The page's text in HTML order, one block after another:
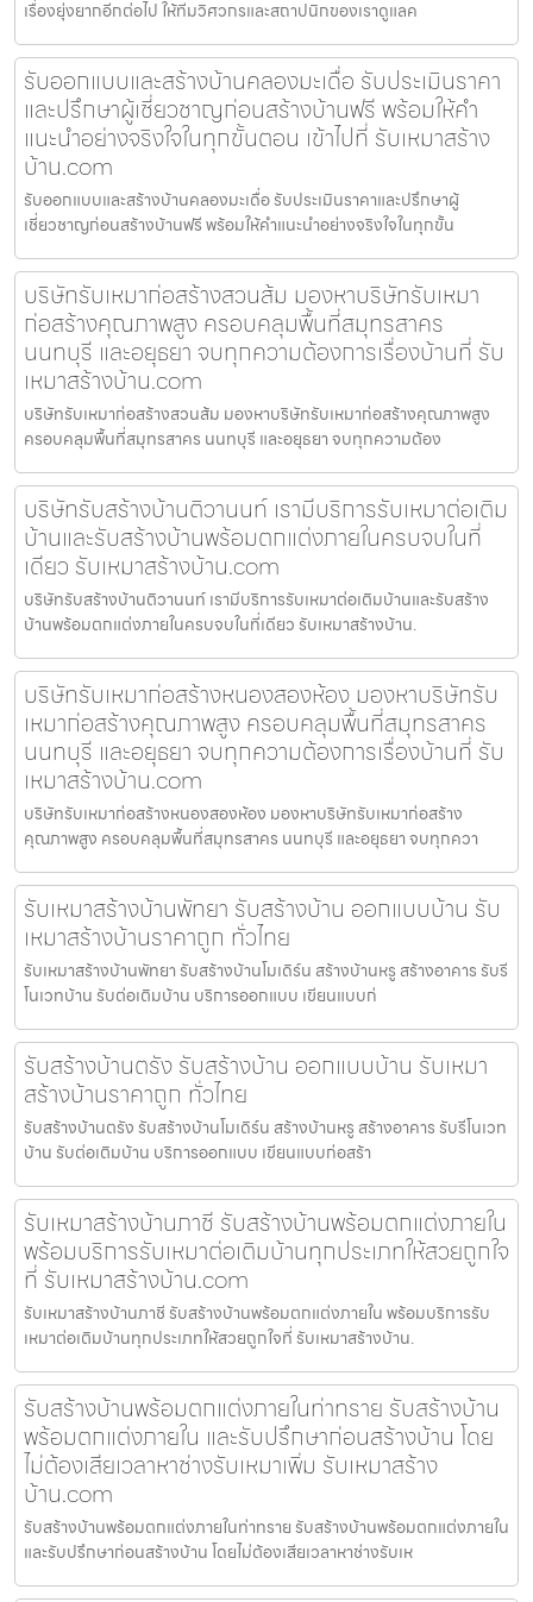
เรื่องยุ่งยากอีกต่อไป ให้ทีมวิศวกรและสถาปนิกของเราดูแลค
รับออกแบบและสร้างบ้านคลองมะเดื่อ รับประเมินราคา
และปรึกษาผู้เชี่ยวชาญก่อนสร้างบ้านฟรี พร้อมให้คำ
แนะนำอย่างจริงใจในทุกขั้นตอน เข้าไปที่ รับเหมาสร้าง
บ้าน.com
รับออกแบบและสร้างบ้านคลองมะเดื่อ รับประเมินราคาและปรึกษาผู้
เชี่ยวชาญก่อนสร้างบ้านฟรี พร้อมให้คำแนะนำอย่างจริงใจในทุกขั้น
บริษัทรับเหมาก่อสร้างสวนส้ม มองหาบริษัทรับเหมา
ก่อสร้างคุณภาพสูง ครอบคลุมพื้นที่สมุทรสาคร
นนทบุรี และอยุธยา จบทุกความต้องการเรื่องบ้านที่ รับ
เหมาสร้างบ้าน.com
บริษัทรับเหมาก่อสร้างสวนส้ม มองหาบริษัทรับเหมาก่อสร้างคุณภาพสูง
ครอบคลุมพื้นที่สมุทรสาคร นนทบุรี และอยุธยา จบทุกความต้อง
บริษัทรับสร้างบ้านติวานนท์ เรามีบริการรับเหมาต่อเติม
บ้านและรับสร้างบ้านพร้อมตกแต่งภายในครบจบในที่
เดียว รับเหมาสร้างบ้าน.com
บริษัทรับสร้างบ้านติวานนท์ เรามีบริการรับเหมาต่อเติมบ้านและรับสร้าง
บ้านพร้อมตกแต่งภายในครบจบในที่เดียว รับเหมาสร้างบ้าน.
บริษัทรับเหมาก่อสร้างหนองสองห้อง มองหาบริษัทรับ
เหมาก่อสร้างคุณภาพสูง ครอบคลุมพื้นที่สมุทรสาคร
นนทบุรี และอยุธยา จบทุกความต้องการเรื่องบ้านที่ รับ
เหมาสร้างบ้าน.com
บริษัทรับเหมาก่อสร้างหนองสองห้อง มองหาบริษัทรับเหมาก่อสร้าง
คุณภาพสูง ครอบคลุมพื้นที่สมุทรสาคร นนทบุรี และอยุธยา จบทุกควา
รับเหมาสร้างบ้านพัทยา รับสร้างบ้าน ออกแบบบ้าน รับ
เหมาสร้างบ้านราคาถูก ทั่วไทย
รับเหมาสร้างบ้านพัทยา รับสร้างบ้านโมเดิร์น สร้างบ้านหรู สร้างอาคาร รับรี
โนเวทบ้าน รับต่อเติมบ้าน บริการออกแบบ เขียนแบบก่
รับสร้างบ้านตรัง รับสร้างบ้าน ออกแบบบ้าน รับเหมา
สร้างบ้านราคาถูก ทั่วไทย
รับสร้างบ้านตรัง รับสร้างบ้านโมเดิร์น สร้างบ้านหรู สร้างอาคาร รับรีโนเวท
บ้าน รับต่อเติมบ้าน บริการออกแบบ เขียนแบบก่อสร้า
รับเหมาสร้างบ้านภาชี รับสร้างบ้านพร้อมตกแต่งภายใน
พร้อมบริการรับเหมาต่อเติมบ้านทุกประเภทให้สวยถูกใจ
ที่ รับเหมาสร้างบ้าน.com
รับเหมาสร้างบ้านภาชี รับสร้างบ้านพร้อมตกแต่งภายใน พร้อมบริการรับ
เหมาต่อเติมบ้านทุกประเภทให้สวยถูกใจที่ รับเหมาสร้างบ้าน.
รับสร้างบ้านพร้อมตกแต่งภายในท่าทราย รับสร้างบ้าน
พร้อมตกแต่งภายใน และรับปรึกษาก่อนสร้างบ้าน โดย
ไม่ต้องเสียเวลาหาช่างรับเหมาเพิ่ม รับเหมาสร้าง
บ้าน.com
รับสร้างบ้านพร้อมตกแต่งภายในท่าทราย รับสร้างบ้านพร้อมตกแต่งภายใน
และรับปรึกษาก่อนสร้างบ้าน โดยไม่ต้องเสียเวลาหาช่างรับเห